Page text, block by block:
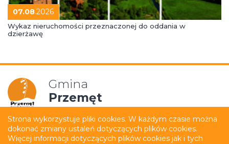
07.08.2026
Wykaz nieruchomości przeznaczonej do oddania w
dzierżawę
Gmina
Przemęt
Mapa strony Polityka prywatności
Strona wykorzystuje pliki cookies. W każdym czasie można
dokonać zmiany ustaleń dotyczących plików cookies.
Więcej informacji dotyczących plików cookies jak i tych